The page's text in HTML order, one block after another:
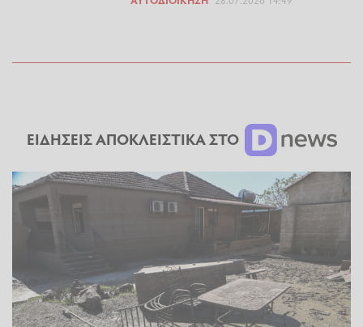
ΕΙΔΗΣΕΙΣ ΑΠΟΚΛΕΙΣΤΙΚΑ ΣΤΟ